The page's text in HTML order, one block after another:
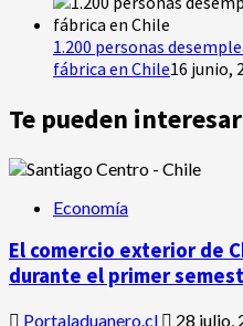
1.200 personas
fábrica en Chile16 junio,
Te pueden interesar
Economía
El comercio exterior de
durante el primer
Portaladuanero.cl 28 julio,